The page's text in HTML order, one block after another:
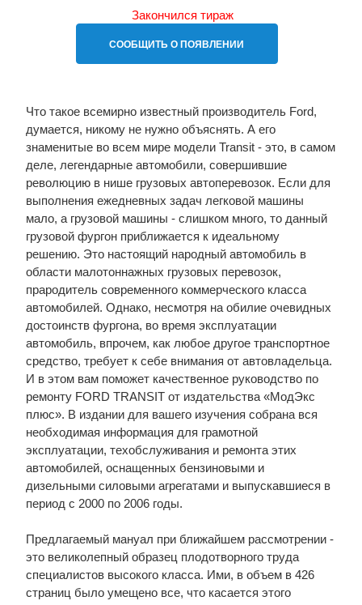
Закончился тираж
СООБЩИТЬ О ПОЯВЛЕНИИ
Что такое всемирно известный производитель Ford,
думается, никому не нужно объяснять. А его
знаменитые во всем мире модели Transit - это, в самом
деле, легендарные автомобили, совершившие
революцию в нише грузовых автоперевозок. Если для
выполнения ежедневных задач легковой машины
мало, а грузовой машины - слишком много, то данный
грузовой фургон приближается к идеальному
решению. Это настоящий народный автомобиль в
области малотоннажных грузовых перевозок,
прародитель современного коммерческого класса
автомобилей. Однако, несмотря на обилие очевидных
достоинств фургона, во время эксплуатации
автомобиль, впрочем, как любое другое транспортное
средство, требует к себе внимания от автовладельца.
И в этом вам поможет качественное руководство по
ремонту FORD TRANSIT от издательства «МодЭкс
плюс». В издании для вашего изучения собрана вся
необходимая информация для грамотной
эксплуатации, техобслуживания и ремонта этих
автомобилей, оснащенных бензиновыми и
дизельными силовыми агрегатами и выпускавшиеся в
период с 2000 по 2006 годы.
Предлагаемый мануал при ближайшем рассмотрении -
это великолепный образец плодотворного труда
специалистов высокого класса. Ими, в объем в 426
страниц было умещено все, что касается этого